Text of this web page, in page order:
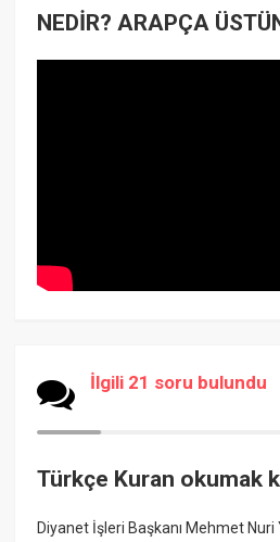
NEDİR? ARAPÇA
İlgili 21 soru bulundu
Türkçe Kuran okumak
Diyanet İşleri Başkanı Mehmet